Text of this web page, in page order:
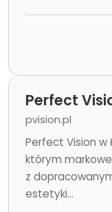
Perfect
pvision.pl
Perfect Vision
którym
z
estetyki...